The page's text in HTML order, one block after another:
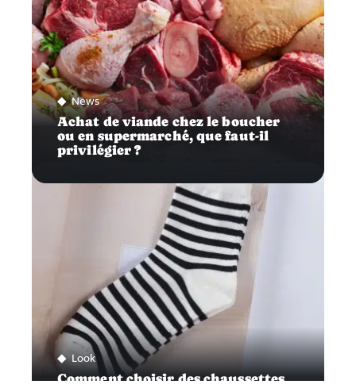
News
Achat de viande chez le boucher
ou en supermarché, que faut-il
privilégier ?
Look
Comment choisir des chaussettes